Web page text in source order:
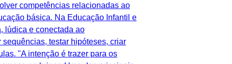
competências relacionadas ao
básica. Na Educação Infantil e
lúdica e conectada ao
testar hipóteses, criar
"A intenção é trazer para os